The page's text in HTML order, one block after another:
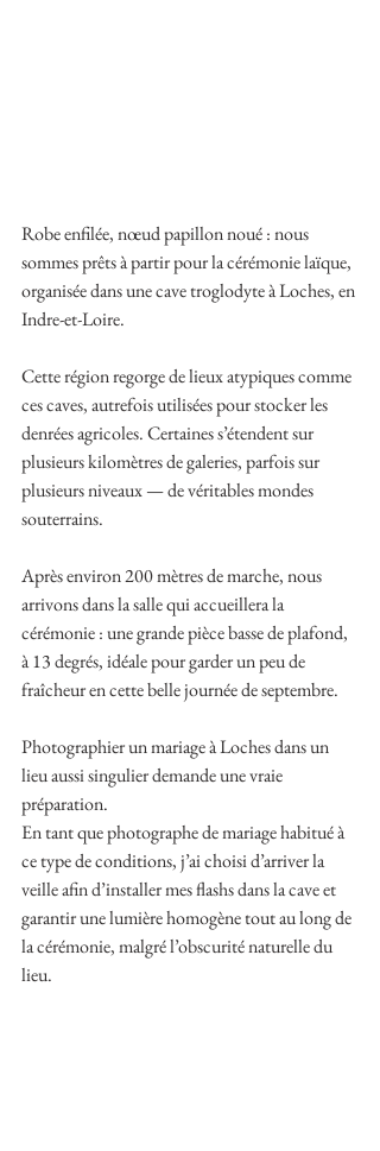
Robe enfilée, nœud papillon noué : nous
sommes prêts à partir pour la cérémonie laïque,
organisée dans une cave troglodyte à Loches, en
Indre-et-Loire.
Cette région regorge de lieux atypiques comme
ces caves, autrefois utilisées pour stocker les
denrées agricoles. Certaines s’étendent sur
plusieurs kilomètres de galeries, parfois sur
plusieurs niveaux — de véritables mondes
souterrains.
Après environ 200 mètres de marche, nous
arrivons dans la salle qui accueillera la
cérémonie : une grande pièce basse de plafond,
à 13 degrés, idéale pour garder un peu de
fraîcheur en cette belle journée de septembre.
Photographier un mariage à Loches dans un
lieu aussi singulier demande une vraie
préparation.
En tant que photographe de mariage habitué à
ce type de conditions, j’ai choisi d’arriver la
veille afin d’installer mes flashs dans la cave et
garantir une lumière homogène tout au long de
la cérémonie, malgré l’obscurité naturelle du
lieu.